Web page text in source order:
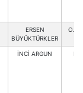
ERSEN
BÜYÜKTÜRKLER
İNCİ ARGUN